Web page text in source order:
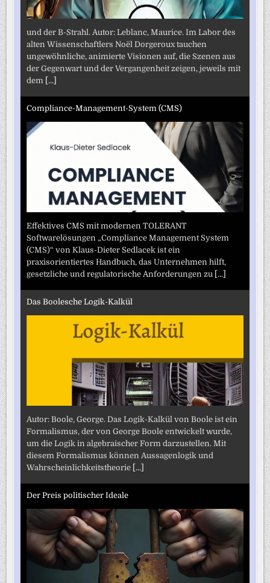
und der B-Strahl. Autor: Leblanc, Maurice. Im Labor des
alten Wissenschaftlers Noël Dorgeroux tauchen
ungewöhnliche, animierte Visionen auf, die Szenen aus
der Gegenwart und der Vergangenheit zeigen, jeweils mit
dem [...]
Compliance-Management-System (CMS)
Effektives CMS mit modernen TOLERANT
Softwarelösungen „Compliance Management System
(CMS)“ von Klaus-Dieter Sedlacek ist ein
praxisorientiertes Handbuch, das Unternehmen hilft,
gesetzliche und regulatorische Anforderungen zu [...]
Das Boolesche Logik-Kalkül
Autor: Boole, George. Das Logik-Kalkül von Boole ist ein
Formalismus, der von George Boole entwickelt wurde,
um die Logik in algebraischer Form darzustellen. Mit
diesem Formalismus können Aussagenlogik und
Wahrscheinlichkeitstheorie [...]
Der Preis politischer Ideale